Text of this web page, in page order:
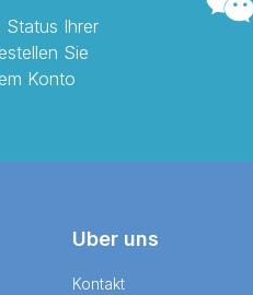
Status Ihrer
Sie
Konto
Uber uns
Kontakt